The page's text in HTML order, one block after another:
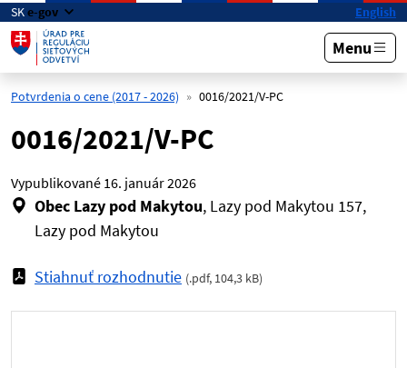
Preskočiť na hlavný obsah
SKe-gov English
Menu
Potvrdenia o cene (2017 - 2026) 0016/2021/V-PC
0016/2021/V-PC
Vypublikované 16. január 2026
Obec Lazy pod Makytou, Lazy pod Makytou 157,
Lazy pod Makytou
Stiahnuť rozhodnutie (.pdf, 104,3 kB)